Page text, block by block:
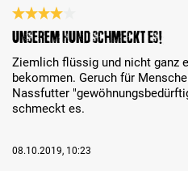
Review with rating of 4 out of 5
Unserem Hund schmeckt es!
Ziemlich flüssig und nicht ganz
bekommen. Geruch für
Nassfutter
schmeckt es.
08.10.2019, 10:23